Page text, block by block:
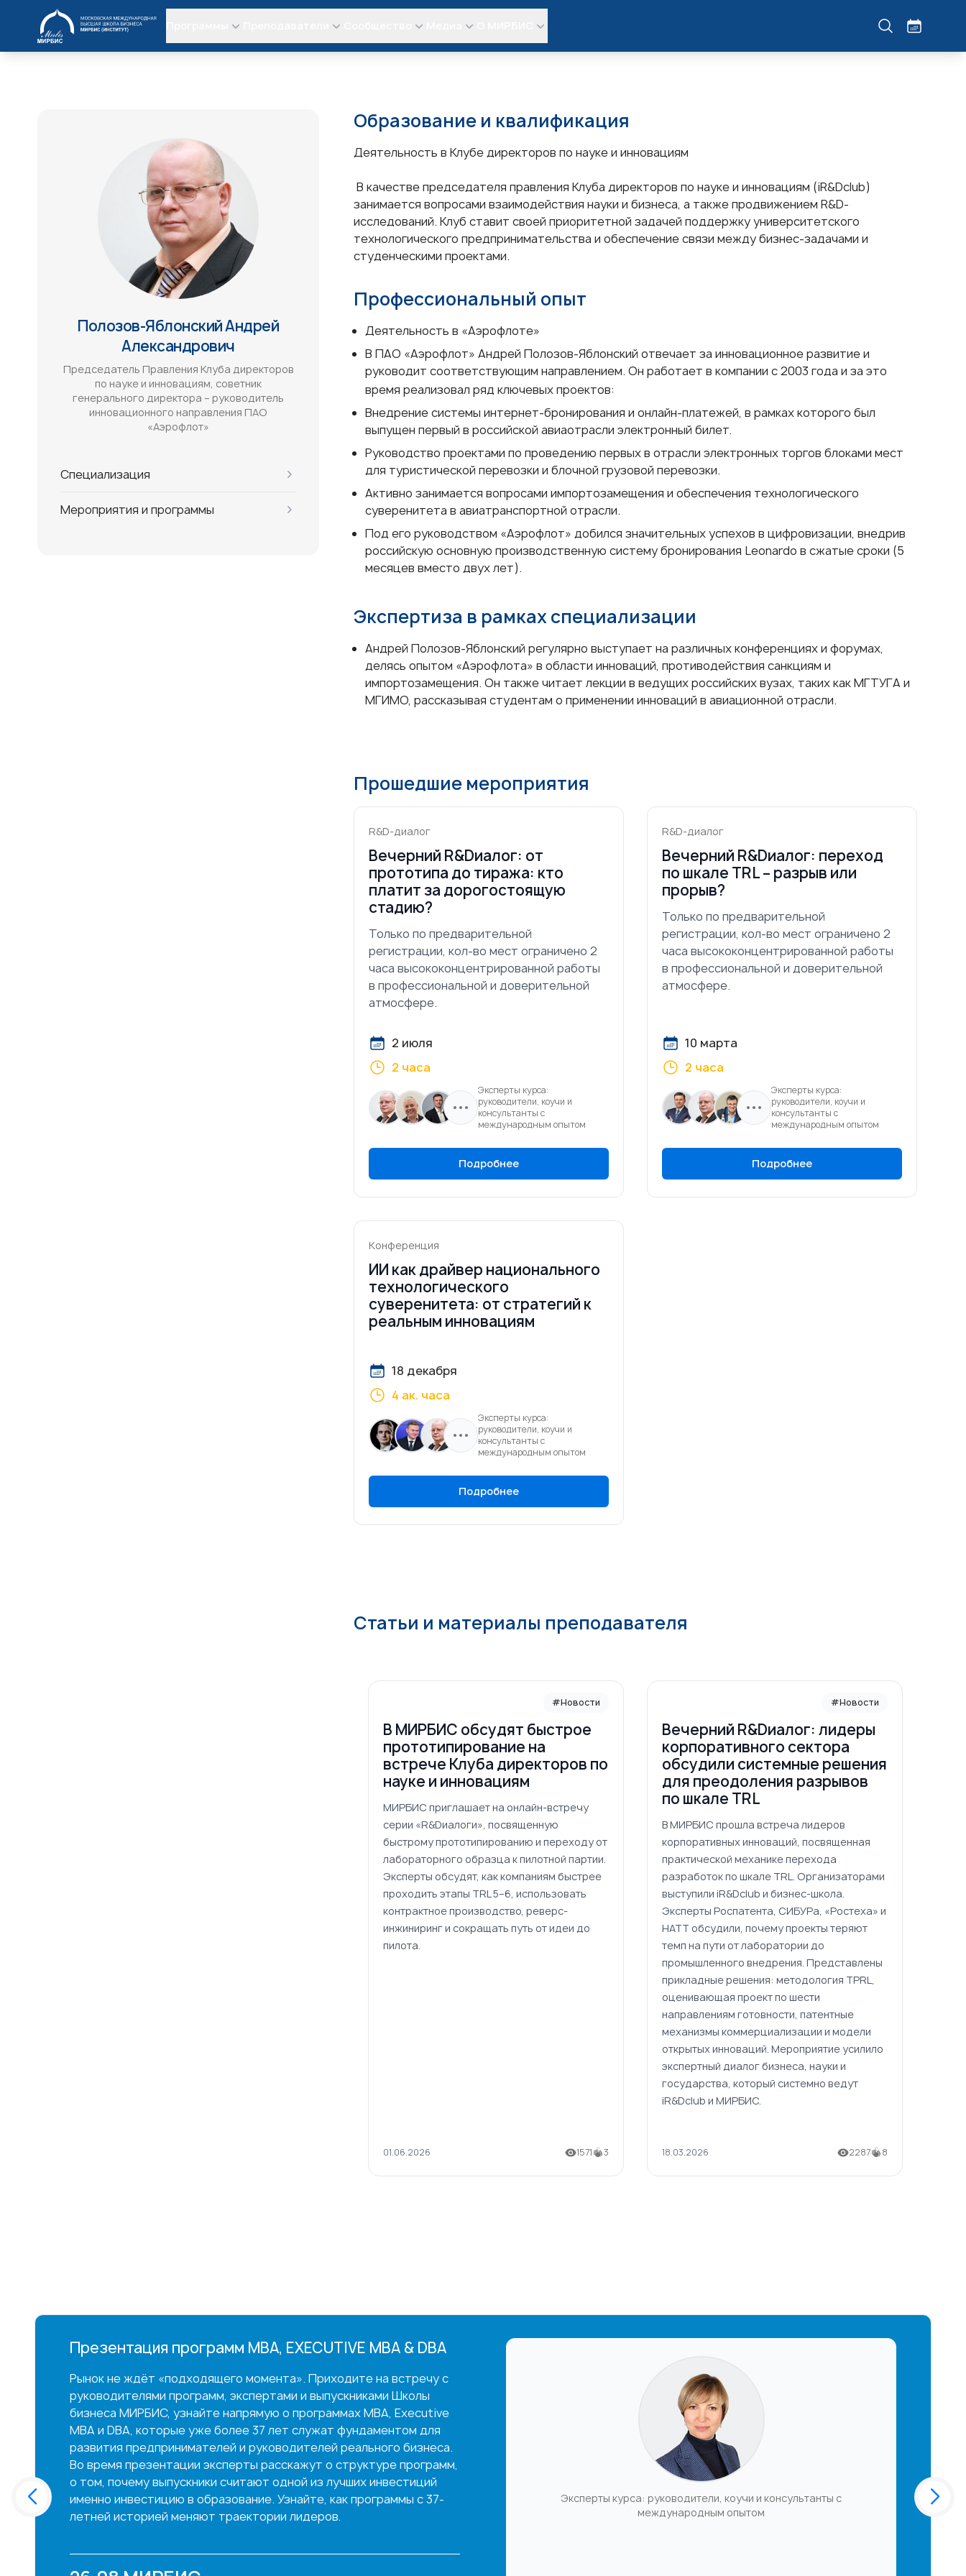
МИРБИС
Полозов-Яблонский Андрей
Александрович
Председатель Правления Клуба директоров
по науке и инновациям, советник
генерального директора – руководитель
инновационного направления ПАО
«Аэрофлот»
Специализация
Мероприятия и программы
Образование и квалификация
Деятельность в Клубе директоров по науке и инновациям
В качестве председателя правления Клуба директоров по науке и инновациям (iR&Dclub)
занимается вопросами взаимодействия науки и бизнеса, а также продвижением R&D-
исследований. Клуб ставит своей приоритетной задачей поддержку университетского
технологического предпринимательства и обеспечение связи между бизнес-задачами и
студенческими проектами.
Профессиональный опыт
Деятельность в «Аэрофлоте»
В ПАО «Аэрофлот» Андрей Полозов-Яблонский отвечает за инновационное развитие и
руководит соответствующим направлением. Он работает в компании с 2003 года и за это
время реализовал ряд ключевых проектов:
Внедрение системы интернет-бронирования и онлайн-платежей, в рамках которого был
выпущен первый в российской авиаотрасли электронный билет.
Руководство проектами по проведению первых в отрасли электронных торгов блоками мест
для туристической перевозки и блочной грузовой перевозки.
Активно занимается вопросами импортозамещения и обеспечения технологического
суверенитета в авиатранспортной отрасли.
Под его руководством «Аэрофлот» добился значительных успехов в цифровизации, внедрив
российскую основную производственную систему бронирования Leonardo в сжатые сроки (5
месяцев вместо двух лет).
Экспертиза в рамках специализации
Андрей Полозов-Яблонский регулярно выступает на различных конференциях и форумах,
делясь опытом «Аэрофлота» в области инноваций, противодействия санкциям и
импортозамещения. Он также читает лекции в ведущих российских вузах, таких как МГТУГА и
МГИМО, рассказывая студентам о применении инноваций в авиационной отрасли.
Прошедшие мероприятия
R&D-диалог
Вечерний R&Dиалог: от
прототипа до тиража: кто
платит за дорогостоящую
стадию?
Только по предварительной
регистрации, кол-во мест ограничено 2
часа высококонцентрированной работы
в профессиональной и доверительной
атмосфере.
2 июля
2 часа
Эксперты курса:
руководители, коучи и
консультанты с
международным опытом
Подробнее
R&D-диалог
Вечерний R&Dиалог: переход
по шкале TRL – разрыв или
прорыв?
Только по предварительной
регистрации, кол-во мест ограничено 2
часа высококонцентрированной работы
в профессиональной и доверительной
атмосфере.
10 марта
2 часа
Эксперты курса:
руководители, коучи и
консультанты с
международным опытом
Подробнее
Конференция
ИИ как драйвер национального
технологического
суверенитета: от стратегий к
реальным инновациям
18 декабря
4 ак. часа
Эксперты курса:
руководители, коучи и
консультанты с
международным опытом
Подробнее
Статьи и материалы преподавателя
#Новости
В МИРБИС обсудят быстрое
прототипирование на
встрече Клуба директоров по
науке и инновациям
МИРБИС приглашает на онлайн-встречу
серии «R&Dиалоги», посвященную
быстрому прототипированию и переходу от
лабораторного образца к пилотной партии.
Эксперты обсудят, как компаниям быстрее
проходить этапы TRL 5–6, использовать
контрактное производство, реверс-
инжиниринг и сокращать путь от идеи до
пилота.
01.06.2026 1571 3
#Новости
Вечерний R&Dиалог: лидеры
корпоративного сектора
обсудили системные решения
для преодоления разрывов
по шкале TRL
В МИРБИС прошла встреча лидеров
корпоративных инноваций, посвященная
практической механике перехода
разработок по шкале TRL. Организаторами
выступили iR&Dclub и бизнес-школа.
Эксперты Роспатента, СИБУРа, «Ростеха» и
НАТТ обсудили, почему проекты теряют
темп на пути от лаборатории до
промышленного внедрения. Представлены
прикладные решения: методология TPRL,
оценивающая проект по шести
направлениям готовности, патентные
механизмы коммерциализации и модели
открытых инноваций. Мероприятие усилило
экспертный диалог бизнеса, науки и
государства, который системно ведут
iR&Dclub и МИРБИС.
18.03.2026 2287 8
Эксперты курса: руководители, коучи и консультанты с
международным опытом
Презентация программ MBA, EXECUTIVE MBA & DBA
Рынок не ждёт «подходящего момента». Приходите на встречу с
руководителями программ, экспертами и выпускниками Школы
бизнеса МИРБИС, узнайте напрямую о программах MBA, Executive
MBA и DBA, которые уже более 37 лет служат фундаментом для
развития предпринимателей и руководителей реального бизнеса.
Во время презентации эксперты расскажут о структуре программ,
о том, почему выпускники считают одной из лучших инвестиций
именно инвестицию в образование. Узнайте, как программы с 37-
летней историей меняют траектории лидеров.